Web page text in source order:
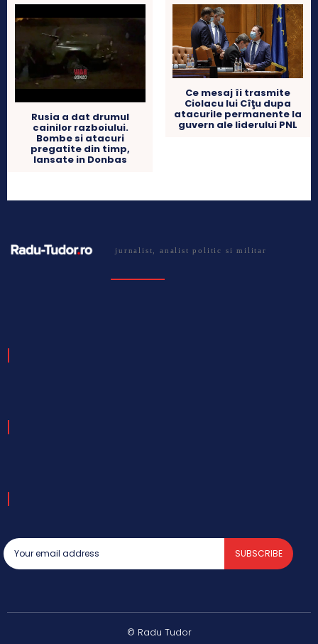
Rusia a dat drumul
cainilor razboiului.
Bombe si atacuri
pregatite din timp,
lansate in Donbas
Ce mesaj îi trasmite
Ciolacu lui Cîţu dupa
atacurile permanente la
guvern ale liderului PNL
jurnalist, analist politic si militar
SUBSCRIBE
© Radu Tudor